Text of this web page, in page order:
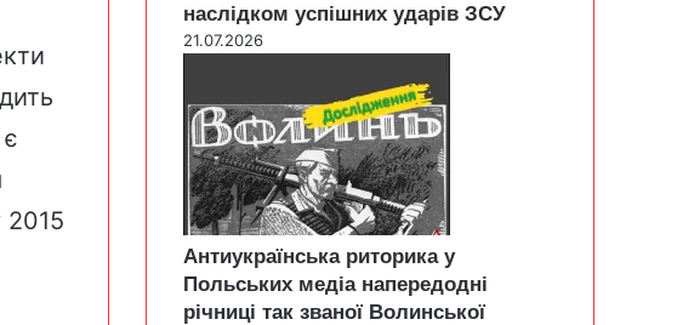
2015
наслідком успішних ударів ЗСУ
21.07.2026
Антиукраїнська риторика у
Польських медіа напередодні
річниці так званої Волинської